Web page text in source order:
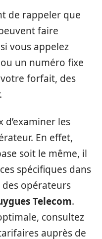
de rappeler que
faire
vous appelez
un numéro fixe
votre forfait, des
les
En effet,
soit le même, il
spécifiques dans
opérateurs
Telecom.
consultez
auprès de